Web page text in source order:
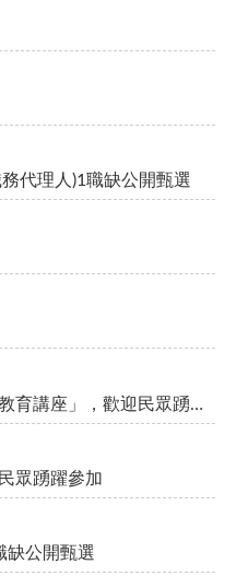
代理人)1職缺公開甄選
內政部移民署北區事務大隊舉辦115年8月份「新住民法令宣導與家庭教育講座」，歡迎民眾踴躍參加
眾踴躍參加
缺公開甄選